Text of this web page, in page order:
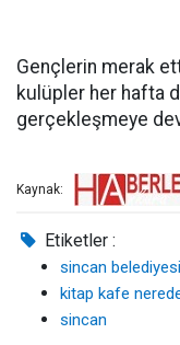
Gençlerin merak
kulüpler her hafta
gerçekleşmeye
Kaynak:
Etiketler :
sincan belediyesi
kitap kafe
sincan